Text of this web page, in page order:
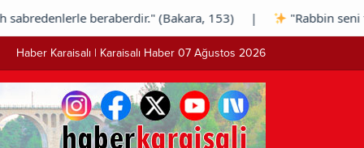
beraberdir." (Bakara, 153) | "Rabbin seni terk
Haber Karaisalı | Karaisalı Haber 07 Ağustos 2026